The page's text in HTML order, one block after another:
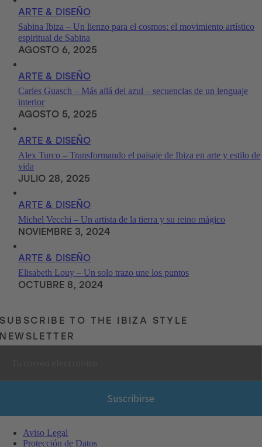
ARTE & DISEÑO
Sabina Ibiza – Un lienzo para el cosmos: el movimiento artístico
espiritual de Sabina
AGOSTO 6, 2025
ARTE & DISEÑO
Carles Guasch – Más allá del azul – secuencias de un lenguaje
interior
AGOSTO 5, 2025
ARTE & DISEÑO
Alex Turco – Transformando el paisaje de Ibiza en arte y estilo de
vida
JULIO 28, 2025
ARTE & DISEÑO
Michel Vecchi – Un artista de la tierra y su reino mágico
NOVIEMBRE 3, 2024
ARTE & DISEÑO
Elisabeth Louy – Un solo trazo une los puntos
OCTUBRE 8, 2024
SUBSCRIBE TO THE IBIZA STYLE
NEWSLETTER
Aviso Legal
Protección de Datos